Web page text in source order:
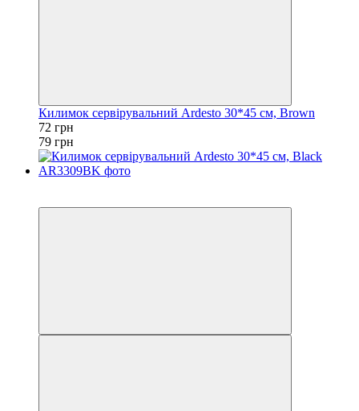
Килимок сервірувальний Ardesto 30*45 см, Brown
72 грн
79 грн